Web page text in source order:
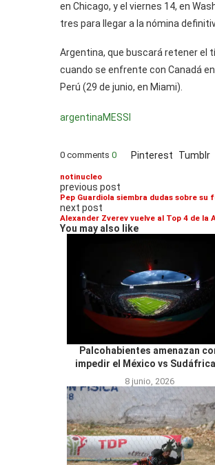
en Chicago, y el viernes 14, en
tres para llegar a la nómina
Argentina, que buscará retener el
cuando se enfrente con Canadá
Perú (29 de junio, en Miami).
argentinaMESSI
0 comments 0 Pinterest Tumblr
notinucleo
previous post
Pep Guardiola siembra dudas sobre su
next post
Alexander Zverev vuelve al Top 4 de la
You may also like
Palcohabientes amenazan
impedir el México vs
8 junio, 2026